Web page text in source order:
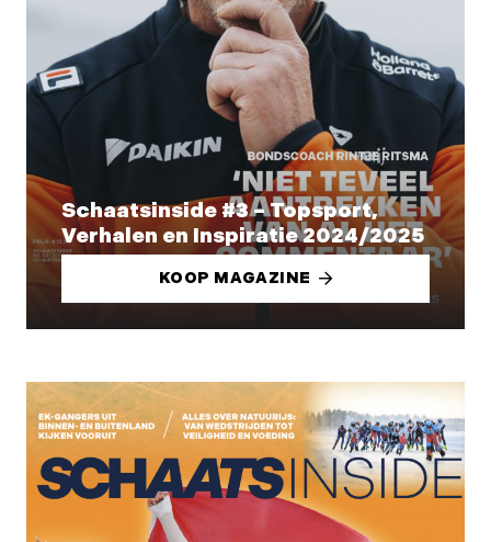
Schaatsinside #3 – Topsport,
Verhalen en Inspiratie 2024/2025
KOOP MAGAZINE